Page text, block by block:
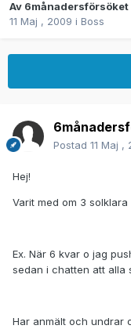
Av 6månadersförsöket
11 Maj , 2009 i Boss
Postad 11 Maj ,
Hej!
Varit med om 3
Ex. När 6 kvar o jag
sedan i chatten att alla
Har anmält och undrar